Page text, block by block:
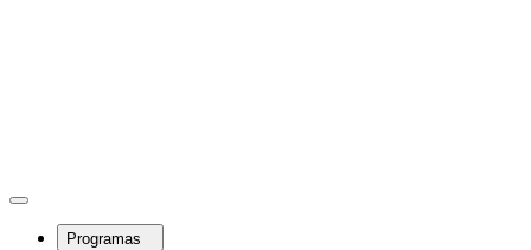
Programas